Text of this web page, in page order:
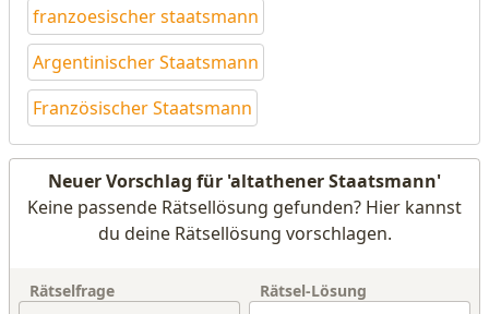
franzoesischer staatsmann
Argentinischer Staatsmann
Französischer Staatsmann
Neuer Vorschlag für 'altathener Staatsmann'
Keine passende Rätsellösung gefunden? Hier kannst
du deine Rätsellösung vorschlagen.
Rätselfrage Rätsel-Lösung